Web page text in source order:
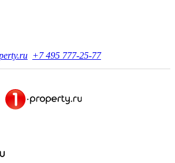
+7 495 777-25-77